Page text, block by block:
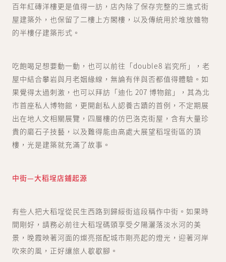
百年紅磚洋樓更是值得一訪，店內除了保存完整的三進式街
屋建築外，也保留了二樓上方閣樓，以及傳統用於堆放雜物
的半樓仔建築形式。
吃飽喝足想要動一動，也可以前往「double8 岩究所」，老
屋中結合攀岩與月老姻緣線，無論有伴與否都值得體驗。如
果覺得太過刺激，也可以拜訪「迪化 207 博物館」，其為北
市首座私人博物館，更開創私人認養古蹟的首例，不定期展
出在地人文相關展覽，四層樓的仿巴洛克街屋，含有大量珍
貴的磨石子技藝，以及難得能由高處大展望稻埕街區的頂
樓，光是建築就充滿了故事。
中街—大稻埕店鋪起源
有些人把大稻埕從民生西路到歸綏街這段稱作中街。如果時
間剛好，請務必前往大稻埕碼頭享受夕陽灑落淡水河的美
景，晚霞映著河面的燦亮搭配城市剛亮起的燈光，迎著河岸
吹來的風，正好讓旅人歇歇腳。